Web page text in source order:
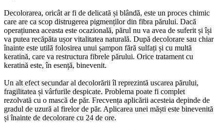
Decolorarea, oricât ar fi de delicată și blândă, este un proces chimic
care are ca scop distrugerea pigmenților din fibra părului. Dacă
operațiunea aceasta este ocazională, părul nu va avea de suferit și își
va putea recăpăta ușor vitalitatea naturală. După decolorare sau chiar
înainte este utilă folosirea unui șampon fără sulfați și cu multă
keratină, care va restructura fibrele părului. Orice tratament cu
keratină este, în esență, binevenit.
Un alt efect secundar al decolorării îl reprezintă uscarea părului,
fragilitatea și vârfurile despicate. Problema poate fi complet
rezolvată cu o mască de păr. Frecvența aplicării acesteia depinde de
gradul de uzură al firelor de păr. Aplicarea unei măști este binevenită
și înainte de decolorare cu 24 de ore.